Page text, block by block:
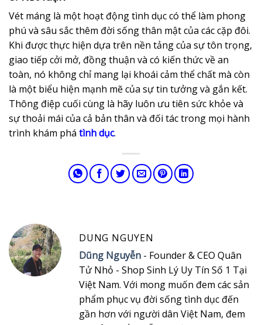
Vét máng là một hoạt động tình dục có thể làm phong
phú và sâu sắc thêm đời sống thân mật của các cặp đôi.
Khi được thực hiện dựa trên nền tảng của sự tôn trọng,
giao tiếp cởi mở, đồng thuận và có kiến thức về an
toàn, nó không chỉ mang lại khoái cảm thể chất mà còn
là một biểu hiện mạnh mẽ của sự tin tưởng và gắn kết.
Thông điệp cuối cùng là hãy luôn ưu tiên sức khỏe và
sự thoải mái của cả bản thân và đối tác trong mọi hành
trình khám phá tình dục.
DUNG NGUYEN
Dũng Nguyễn - Founder & CEO Quân
Tử Nhỏ - Shop Sinh Lý Uy Tín Số 1 Tại
Việt Nam. Với mong muốn đem các sản
phẩm phục vụ đời sống tình dục đến
gần hơn với người dân Việt Nam, đem